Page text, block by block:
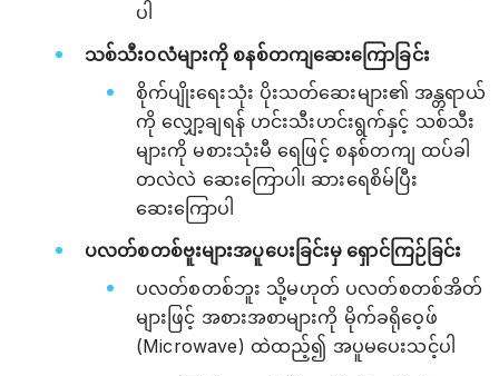
ပါ
သစ်သီးဝလံများကို စနစ်တကျဆေးကြောခြင်း
စိုက်ပျိုးရေးသုံး ပိုးသတ်ဆေးများ၏ အန္တရာယ်
ကို လျှော့ချရန် ဟင်းသီးဟင်းရွက်နှင့် သစ်သီး
များကို မစားသုံးမီ ရေဖြင့် စနစ်တကျ ထပ်ခါ
တလဲလဲ ဆေးကြောပါ၊ ဆားရေစိမ်ပြီး
ဆေးကြောပါ
ပလတ်စတစ်ဗူးများအပူပေးခြင်းမှ ရှောင်ကြဉ်ခြင်း
ပလတ်စတစ်ဘူး သို့မဟုတ် ပလတ်စတစ်အိတ်
များဖြင့် အစားအစာများကို မိုက်ခရိုဝေ့ဖ်
(Microwave) ထဲထည့်၍ အပူမပေးသင့်ပါ